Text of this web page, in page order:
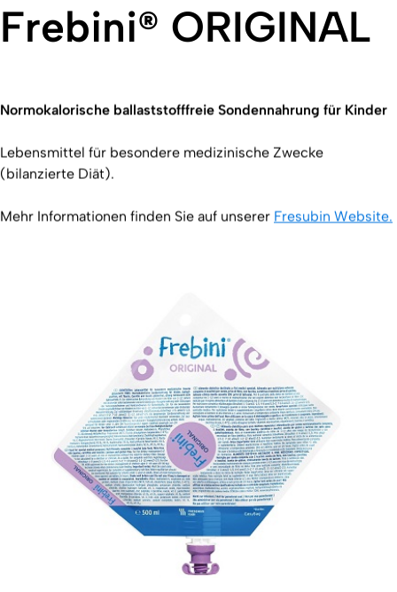
Frebini® ORIGINAL
Normokalorische ballaststofffreie Sondennahrung für Kinder
Lebensmittel für besondere medizinische Zwecke
(bilanzierte Diät).
Mehr Informationen finden Sie auf unserer Fresubin Website.